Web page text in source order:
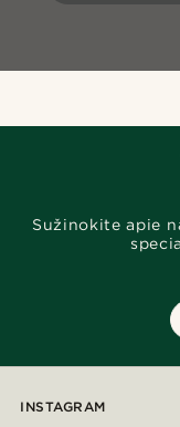
Sužinokite apie
INSTAGRAM